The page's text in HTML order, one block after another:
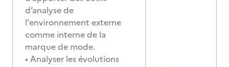
d’analyse de
l'environnement externe
comme interne de la
marque de mode.
• Analyser les évolutions